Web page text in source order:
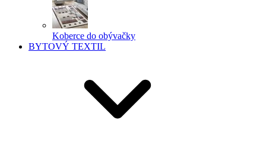
Koberce do obývačky
BYTOVÝ TEXTIL